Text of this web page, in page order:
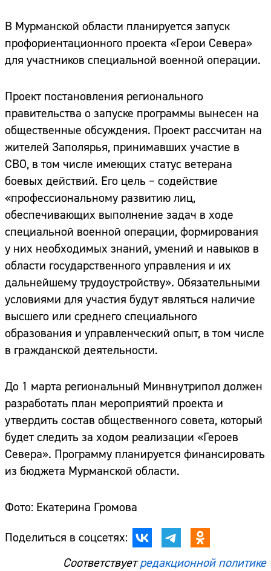
В Мурманской области планируется запуск
профориентационного проекта «Герои Севера»
для участников специальной военной операции.
Проект постановления регионального
правительства о запуске программы вынесен на
общественные обсуждения. Проект рассчитан на
жителей Заполярья, принимавших участие в
СВО, в том числе имеющих статус ветерана
боевых действий. Его цель – содействие
«профессиональному развитию лиц,
обеспечивающих выполнение задач в ходе
специальной военной операции, формирования
у них необходимых знаний, умений и навыков в
области государственного управления и их
дальнейшему трудоустройству». Обязательными
условиями для участия будут являться наличие
высшего или среднего специального
образования и управленческий опыт, в том числе
в гражданской деятельности.
До 1 марта региональный Минвнутрипол должен
разработать план мероприятий проекта и
утвердить состав общественного совета, который
будет следить за ходом реализации «Героев
Севера». Программу планируется финансировать
из бюджета Мурманской области.
Фото: Екатерина Громова
Поделиться в соцсетях:
Соответствуетредакционной политике